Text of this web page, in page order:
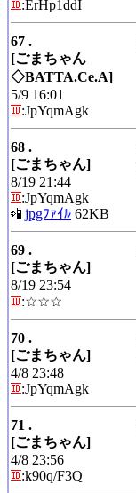
:ErHp1ddI
67 .
[ごまちゃん
◇BATTA.Ce.A]
5/9 16:01
:JpYqmAgk
68 .
[ごまちゃん]
8/19 21:44
:JpYqmAgk
jpgﾌｧｲﾙ 62KB
69 .
[ごまちゃん]
8/19 23:54
:☆☆☆
70 .
[ごまちゃん]
4/8 23:48
:JpYqmAgk
71 .
[ごまちゃん]
4/8 23:56
:k90q/F3Q